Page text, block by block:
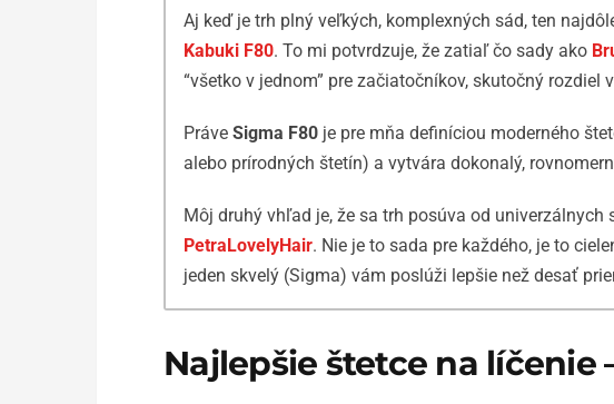
Aj keď je trh plný veľkých, komplexných sád, ten
Kabuki F80. To mi potvrdzuje, že zatiaľ čo sady ako
“všetko v jednom” pre začiatočníkov, skutočný
Práve Sigma F80 je pre mňa definíciou moderného
alebo prírodných štetín) a vytvára dokonalý,
Môj druhý vhľad je, že sa trh posúva od
PetraLovelyHair. Nie je to sada pre každého, je to
jeden skvelý (Sigma) vám poslúži lepšie než desať
Najlepšie štetce na líčenie